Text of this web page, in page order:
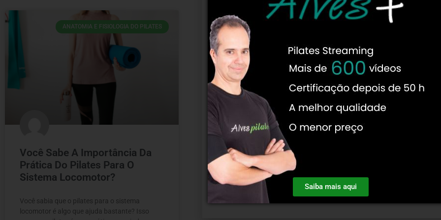
ANATOMIA E FISIOLOGIA DO PILATES
Você Sabe A Importância Da
Prática Do Pilates Para O
Sistema Locomotor?
Você sabia que o pilates para o sistema
locomotor é algo que ajuda bastante? Isso
Saiba mais aqui